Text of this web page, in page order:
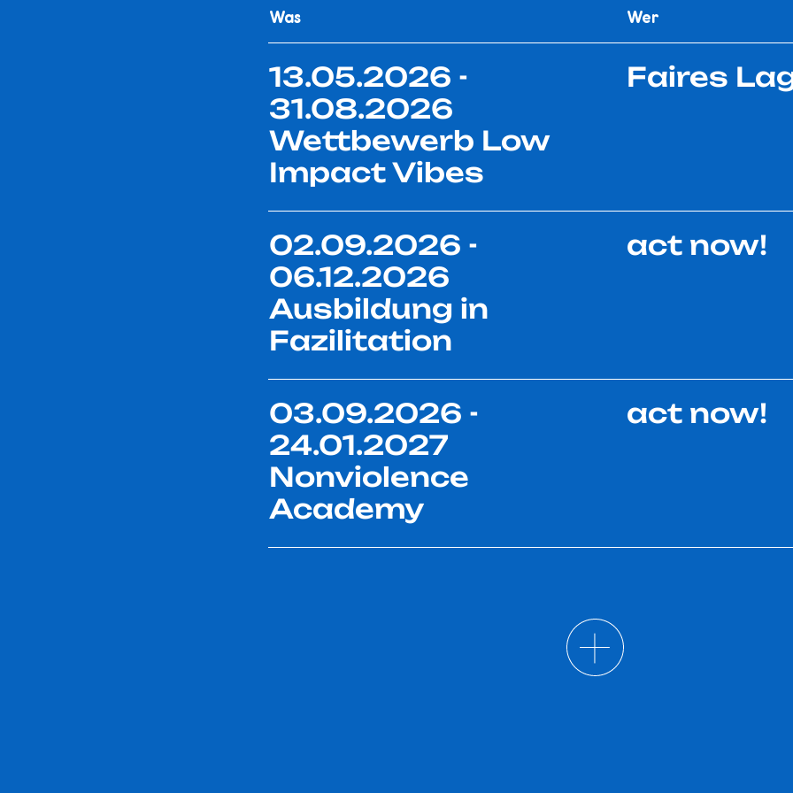
Was Wer
13.05.2026 -
31.08.2026
Wettbewerb Low
Impact Vibes
Faires
02.09.2026 -
06.12.2026
Ausbildung in
Fazilitation
act now!
03.09.2026 -
24.01.2027
Nonviolence
Academy
act now!